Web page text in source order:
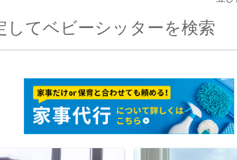
してベビーシッターを検索